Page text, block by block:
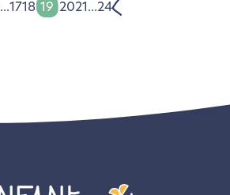
...1718 19 2021 ...24